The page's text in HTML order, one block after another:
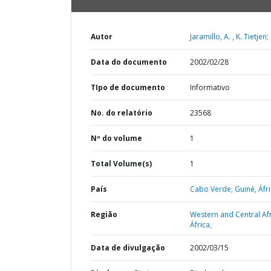
Autor Jaramillo, A. , K. Tietjen;
Data do documento 2002/02/28
TIpo de documento Informativo
No. do relatório 23568
Nº do volume 1
Total Volume(s) 1
País Cabo Verde, Guiné,
Região
Western and Central
África,
Data de divulgação 2002/03/15